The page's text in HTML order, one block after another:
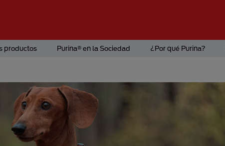
productos Purina® en la Sociedad ¿Por qué Purina?